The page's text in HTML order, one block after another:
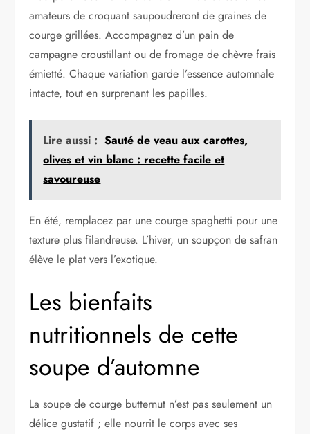
amateurs de croquant saupoudreront de graines de
courge grillées. Accompagnez d’un pain de
campagne croustillant ou de fromage de chèvre frais
émietté. Chaque variation garde l’essence automnale
intacte, tout en surprenant les papilles.
Lire aussi : Sauté de veau aux carottes,
olives et vin blanc : recette facile et
savoureuse
En été, remplacez par une courge spaghetti pour une
texture plus filandreuse. L’hiver, un soupçon de safran
élève le plat vers l’exotique.
Les bienfaits
nutritionnels de cette
soupe d’automne
La soupe de courge butternut n’est pas seulement un
délice gustatif ; elle nourrit le corps avec ses